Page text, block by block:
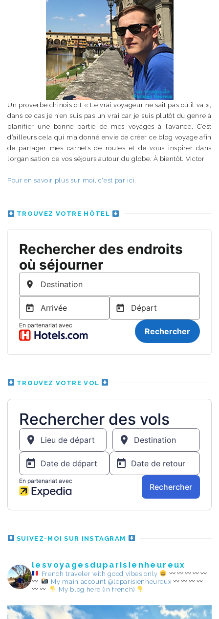
Un proverbe chinois dit « Le vrai voyageur ne sait pas où il va »,
dans ce cas je n’en suis pas un vrai car je suis plutôt du genre à
planifier une bonne partie de mes voyages à l’avance. C’est
d’ailleurs cela qui m’a donné envie de créer ce blog voyage afin
de partager mes carnets de routes et de vous inspirer dans
l’organisation de vos séjours autour du globe. À bientôt. Victor
Pour en savoir plus sur moi, c'est par ici.
TROUVEZ VOTRE HÔTEL
TROUVEZ VOTRE VOL
SUIVEZ-MOI SUR INSTAGRAM
lesvoyagesduparisienheureux
French traveler with good vibes only
My main account @leparisienheureux
My blog here (in french)